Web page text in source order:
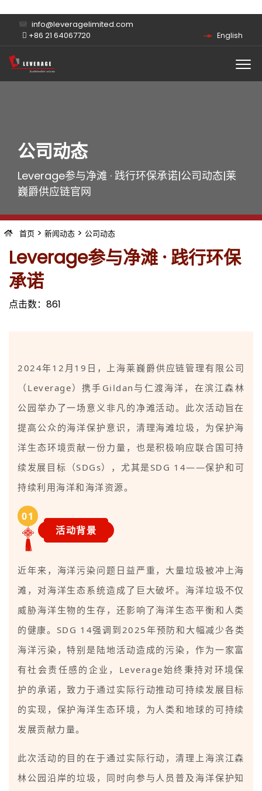
info@leveragelimited.com
+86 21 64067720
English
公司动态
Leverage参与净滩 · 践行环保承诺|公司动态|莱
巍爵供应链官网
首页 > 新闻动态 > 公司动态
Leverage参与净滩 · 践行环保
承诺
点击数： 861
2024年12月19日，上海莱巍爵供应链管理有限公司
（Leverage）携手Gildan与仁渡海洋，在滨江森林
公园举办了一场意义非凡的净滩活动。此次活动旨在
提高公众的海洋保护意识，清理海滩垃圾，为保护海
洋生态环境贡献一份力量，也是积极响应联合国可持
续发展目标（SDGs），尤其是SDG 14——保护和可
持续利用海洋和海洋资源。
01
活动背景
近年来，海洋污染问题日益严重，大量垃圾被冲上海
滩，对海洋生态系统造成了巨大破坏。海洋垃圾不仅
威胁海洋生物的生存，还影响了海洋生态平衡和人类
的健康。SDG 14强调到2025年预防和大幅减少各类
海洋污染，特别是陆地活动造成的污染，作为一家富
有社会责任感的企业，Leverage始终秉持对环境保
护的承诺，致力于通过实际行动推动可持续发展目标
的实现，保护海洋生态环境，为人类和地球的可持续
发展贡献力量。
此次活动的目的在于通过实际行动，清理上海滨江森
林公园沿岸的垃圾，同时向参与人员普及海洋保护知